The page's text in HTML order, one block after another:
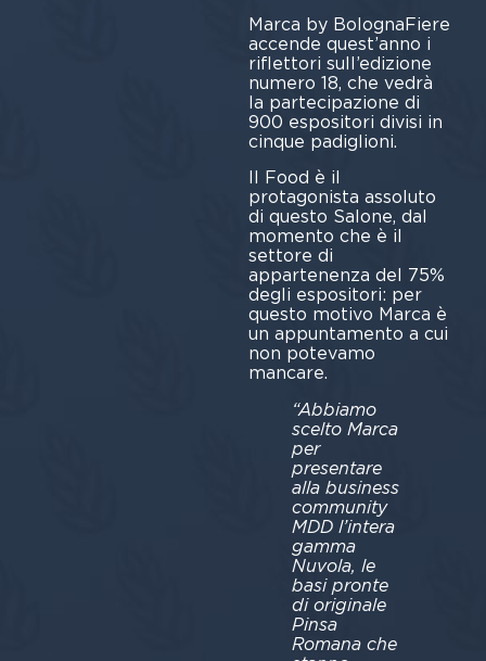
Marca by BolognaFiere
accende quest’anno i
riflettori sull’edizione
numero 18, che vedrà
la partecipazione di
900 espositori divisi in
cinque padiglioni.
Il Food è il
protagonista assoluto
di questo Salone, dal
momento che è il
settore di
appartenenza del 75%
degli espositori: per
questo motivo Marca è
un appuntamento a cui
non potevamo
mancare.
“Abbiamo
scelto Marca
per
presentare
alla business
community
MDD l’intera
gamma
Nuvola, le
basi pronte
di originale
Pinsa
Romana che